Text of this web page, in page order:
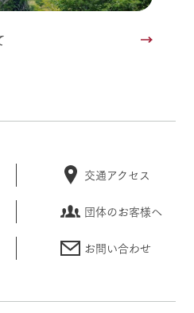
交通アクセス
団体のお客様へ
お問い合わせ